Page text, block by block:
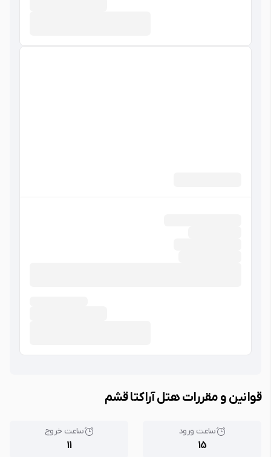
قوانین و مقررات هتل آراکتا قشم
ساعت ورود
15
ساعت خروج
11